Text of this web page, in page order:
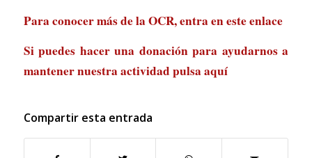
Para conocer más de la OCR, entra eneste enlace
Si puedes hacer una donación para ayudarnos a
mantener nuestra actividad pulsa aquí
Compartir esta entrada